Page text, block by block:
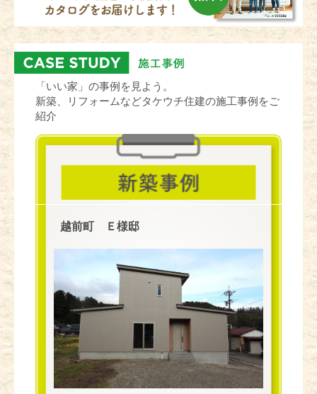
「いい家」の事例を見よう。
新築、リフォームなどタケウチ住建の施工事例をご
紹介
越前町 Ｅ様邸